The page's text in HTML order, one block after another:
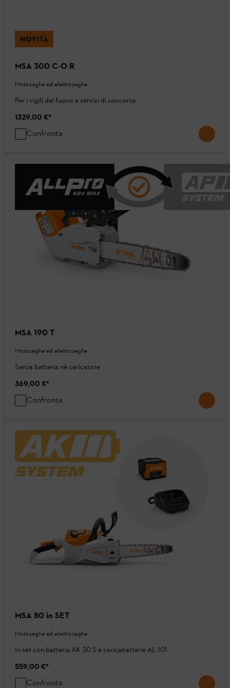
NOVITÀ
MSA 300 C-O R
Motoseghe ed elettroseghe
Per i vigili del fuoco e servizi di soccorso
1329,00 €*
Confronta
MSA 190 T
Motoseghe ed elettroseghe
Senza batteria nè caricatore
369,00 €*
Confronta
MSA 80 in SET
Motoseghe ed elettroseghe
In set con batteria AK 30 S e caricabatterie AL 101
559,00 €*
Confronta